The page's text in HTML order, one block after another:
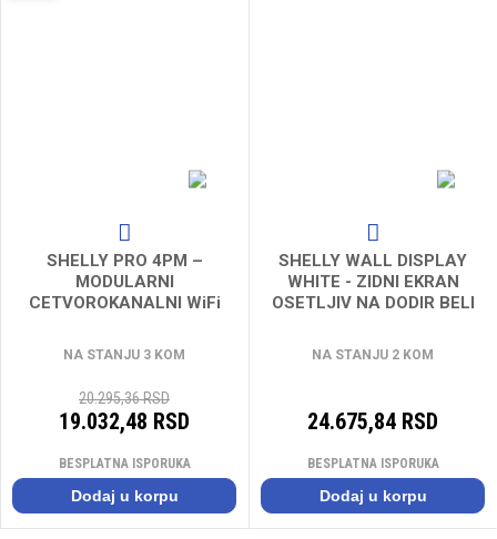
SHELLY PRO 4PM –
MODULARNI
CETVOROKANALNI WiFi
PREGLEDOM POTROSNJE
NA STANJU 3 KOM
20.295,36 RSD
19.032,48 RSD
BESPLATNA ISPORUKA
Dodaj u korpu
SHELLY WALL DISPLAY
WHITE - ZIDNI EKRAN
OSETLJIV NA DODIR BELI
NA STANJU 2 KOM
24.675,84 RSD
BESPLATNA ISPORUKA
Dodaj u korpu